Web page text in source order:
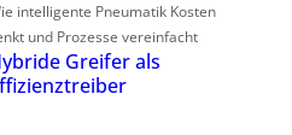
intelligente Pneumatik Kosten
und Prozesse vereinfacht
Greifer als